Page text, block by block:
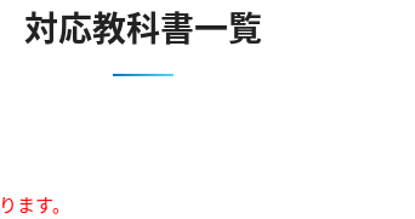
対応教科書一覧
ます。